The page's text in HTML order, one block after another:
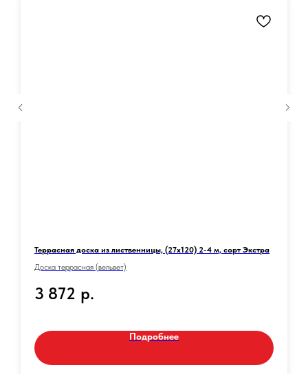
Террасная доска из лиственницы, (27х120) 2-4 м, сорт Экстра
Доска террасная (вельвет)
3 872 р.
Подробнее